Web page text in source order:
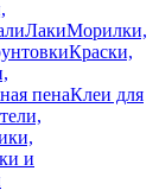
ЛакиМорилки,
Краски,
пенаКлеи для
и